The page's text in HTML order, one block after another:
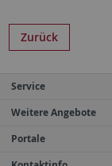
Zurück
Service
Weitere Angebote
Portale